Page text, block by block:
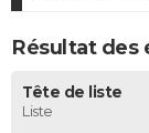
Résultat des
Tête de liste
Liste